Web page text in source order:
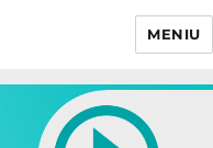
MENIU